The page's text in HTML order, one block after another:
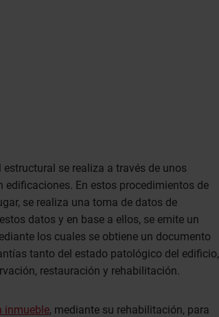
se realiza a través de unos
En estos procedimientos de
se realiza una toma de datos de
datos y en base a ellos, se emite un
los cuales se obtiene un documento
tanto del estado patológico del edificio,
restauración y rehabilitación.
inmueble, mediante su rehabilitación, para